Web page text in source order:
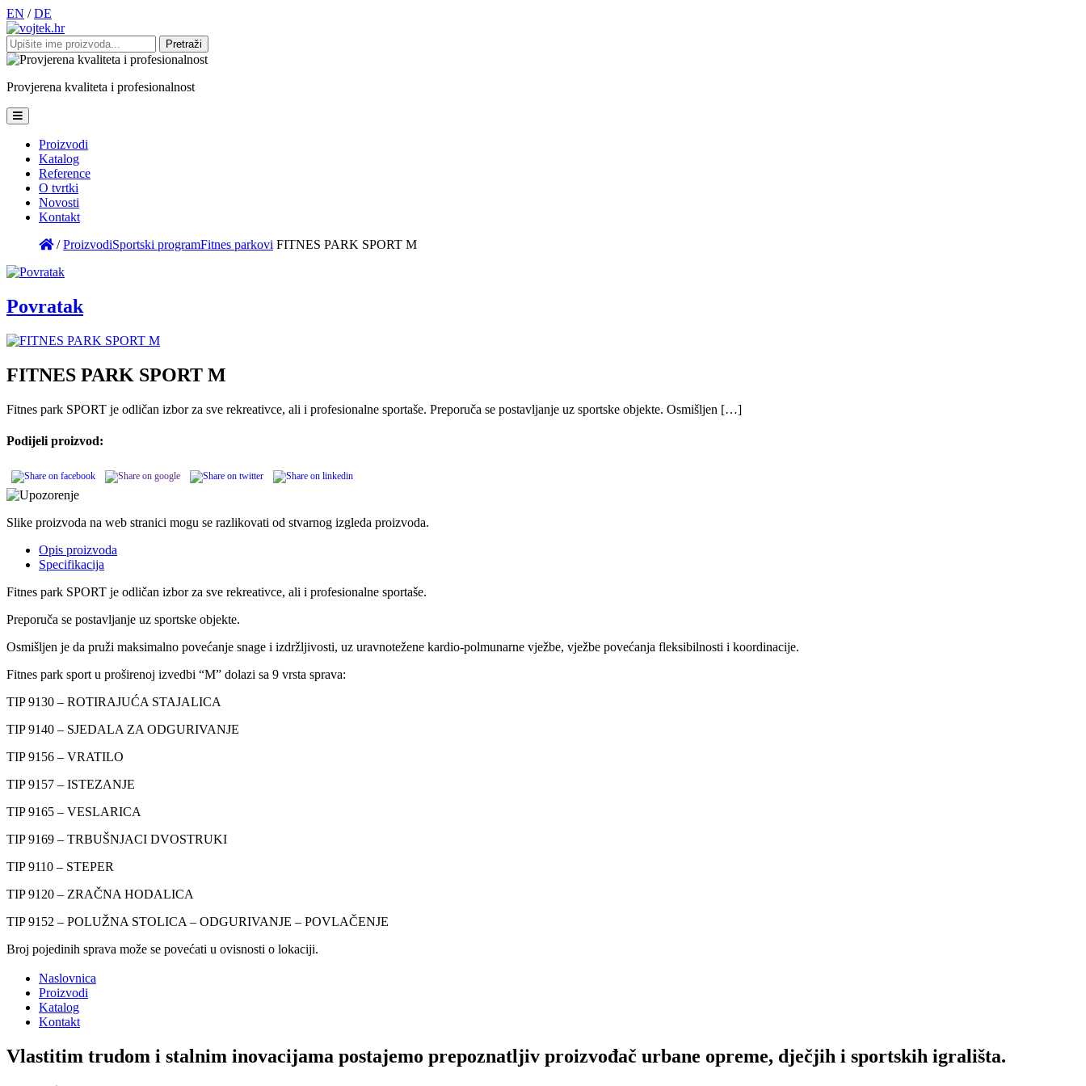
EN / DE
Pretraži:
Provjerena kvaliteta i profesionalnost
Proizvodi
Katalog
Reference
O tvrtki
Novosti
Kontakt
/ProizvodiSportski programFitnes parkovi FITNES PARK SPORT M
Povratak
FITNES PARK SPORT M
Fitnes park SPORT je odličan izbor za sve rekreativce, ali i profesionalne sportaše. Preporuča se postavljanje uz sportske objekte. Osmišljen […]
Podijeli proizvod:
Slike proizvoda na web stranici mogu se razlikovati od stvarnog izgleda proizvoda.
Opis proizvoda
Specifikacija
Fitnes park SPORT je odličan izbor za sve rekreativce, ali i profesionalne sportaše.
Preporuča se postavljanje uz sportske objekte.
Osmišljen je da pruži maksimalno povećanje snage i izdržljivosti, uz uravnotežene kardio-polmunarne vježbe, vježbe povećanja fleksibilnosti i koordinacije.
Fitnes park sport u proširenoj izvedbi “M” dolazi sa 9 vrsta sprava:
TIP 9130 – ROTIRAJUĆA STAJALICA
TIP 9140 – SJEDALA ZA ODGURIVANJE
TIP 9156 – VRATILO
TIP 9157 – ISTEZANJE
TIP 9165 – VESLARICA
TIP 9169 – TRBUŠNJACI DVOSTRUKI
TIP 9110 – STEPER
TIP 9120 – ZRAČNA HODALICA
TIP 9152 – POLUŽNA STOLICA – ODGURIVANJE – POVLAČENJE
Broj pojedinih sprava može se povećati u ovisnosti o lokaciji.
Naslovnica
Proizvodi
Katalog
Kontakt
Vlastitim trudom i stalnim inovacijama postajemo prepoznatljiv proizvođač urbane opreme, dječjih i sportskih igrališta.